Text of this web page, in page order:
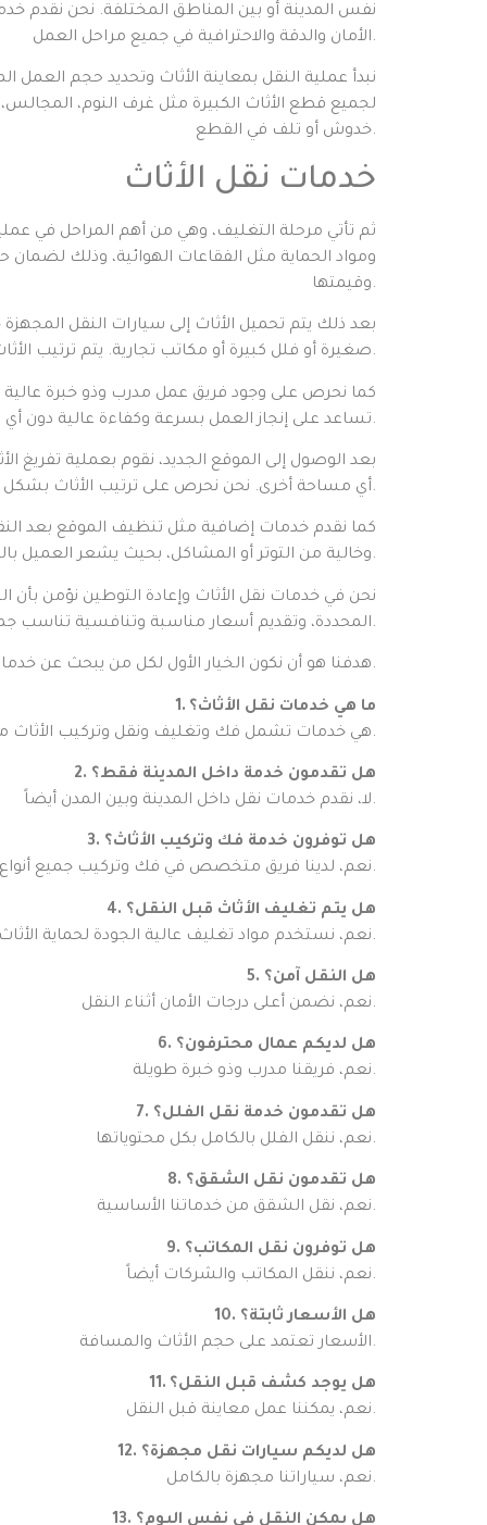
نفس المدينة أو بين المناطق المختلفة. نحن نقدم
الأمان والدقة والاحترافية في جميع مراحل العمل.
نبدأ عملية النقل بمعاينة الأثاث وتحديد حجم
لجميع قطع الأثاث الكبيرة مثل غرف النوم،
خدوش أو تلف في القطع.
خدمات نقل الأثاث
ثم تأتي مرحلة التغليف، وهي من أهم المراحل في
ومواد الحماية مثل الفقاعات الهوائية، وذلك
وقيمتها.
بعد ذلك يتم تحميل الأثاث إلى سيارات النقل
صغيرة أو فلل كبيرة أو مكاتب تجارية. يتم ترتيب الأثاث داخل السيارة بطريقة منظمة تضمن عدم تحركه أثناء الطريق، مما يقلل من أي احتمال لحدوث أضرار.
كما نحرص على وجود فريق عمل مدرب وذو خبرة عالية
تساعد على إنجاز العمل بسرعة وكفاءة عالية دون أي مخاطر. فريقنا ملتزم بالوقت والدقة والاحترافية في كل خطوة من خطوات النقل.
بعد الوصول إلى الموقع الجديد، نقوم بعملية تفريغ
أي مساحة أخرى. نحن نحرص على ترتيب الأثاث بشكل منظم ومرتب يساعد العميل على الاستقرار بسرعة وراحة دون أي عناء.
كما نقدم خدمات إضافية مثل تنظيف الموقع بعد
وخالية من التوتر أو المشاكل، بحيث يشعر العميل بالراحة التامة أثناء وبعد عملية النقل.
نحن في خدمات نقل الأثاث وإعادة التوطين نؤمن بأن
المحددة، وتقديم أسعار مناسبة وتنافسية تناسب جميع العملاء. كما نسعى دائماً إلى تطوير خدماتنا لتلبية احتياجات السوق وتقديم أفضل تجربة ممكنة في مجال نقل الأثاث.
هدفنا هو أن نكون الخيار الأول لكل من يبحث عن خدمات نقل أثاث موثوقة وآمنة وسريعة، مع ضمان رضا العملاء الكامل في كل عملية نقل نقوم بها.
1. ما هي خدمات نقل الأثاث؟
هي خدمات تشمل فك وتغليف ونقل وتركيب الأثاث من مكان إلى آخر بأمان واحترافية.
2. هل تقدمون خدمة داخل المدينة فقط؟
لا، نقدم خدمات نقل داخل المدينة وبين المدن أيضاً.
3. هل توفرون خدمة فك وتركيب الأثاث؟
نعم، لدينا فريق متخصص في فك وتركيب جميع أنواع الأثاث.
4. هل يتم تغليف الأثاث قبل النقل؟
نعم، نستخدم مواد تغليف عالية الجودة لحماية الأثاث.
5. هل النقل آمن؟
نعم، نضمن أعلى درجات الأمان أثناء النقل.
6. هل لديكم عمال محترفون؟
نعم، فريقنا مدرب وذو خبرة طويلة.
7. هل تقدمون خدمة نقل الفلل؟
نعم، ننقل الفلل بالكامل بكل محتوياتها.
8. هل تقدمون نقل الشقق؟
نعم، نقل الشقق من خدماتنا الأساسية.
9. هل توفرون نقل المكاتب؟
نعم، ننقل المكاتب والشركات أيضاً.
10. هل الأسعار ثابتة؟
الأسعار تعتمد على حجم الأثاث والمسافة.
11. هل يوجد كشف قبل النقل؟
نعم، يمكننا عمل معاينة قبل النقل.
12. هل لديكم سيارات نقل مجهزة؟
نعم، سياراتنا مجهزة بالكامل.
13. هل يمكن النقل في نفس اليوم؟